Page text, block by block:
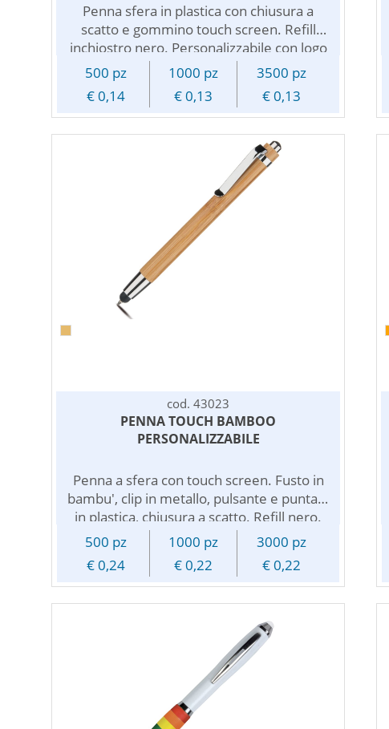
Penna sfera in plastica con chiusura a
scatto e gommino touch screen. Refill
inchiostro nero. Personalizzabile con logo
pubblicitario. Le penne pubblicitarie
personalizzate sono una soluzione
economica per i vostri omaggi aziendali e
per la vostra comunicazione, un gradito
omaggio pubblicitario per dire grazie a
clienti e collaboratori, un ottimo veicolo
per la diffusione del vostro brand.
500 pz 1000 pz
3500 pz
€ 0,14
€ 0,13 € 0,13
cod. 43023
PENNA TOUCH BAMBOO
PERSONALIZZABILE
Penna a sfera con touch screen. Fusto in
bambu', clip in metallo, pulsante e puntale
in plastica, chiusura a scatto. Refill nero.
Fornite sfuse in scatoline da 100 pezzi.
Personalizzabile con stampa pubblicitaria.
500 pz 1000 pz
3000 pz
€ 0,24
€ 0,22 € 0,22